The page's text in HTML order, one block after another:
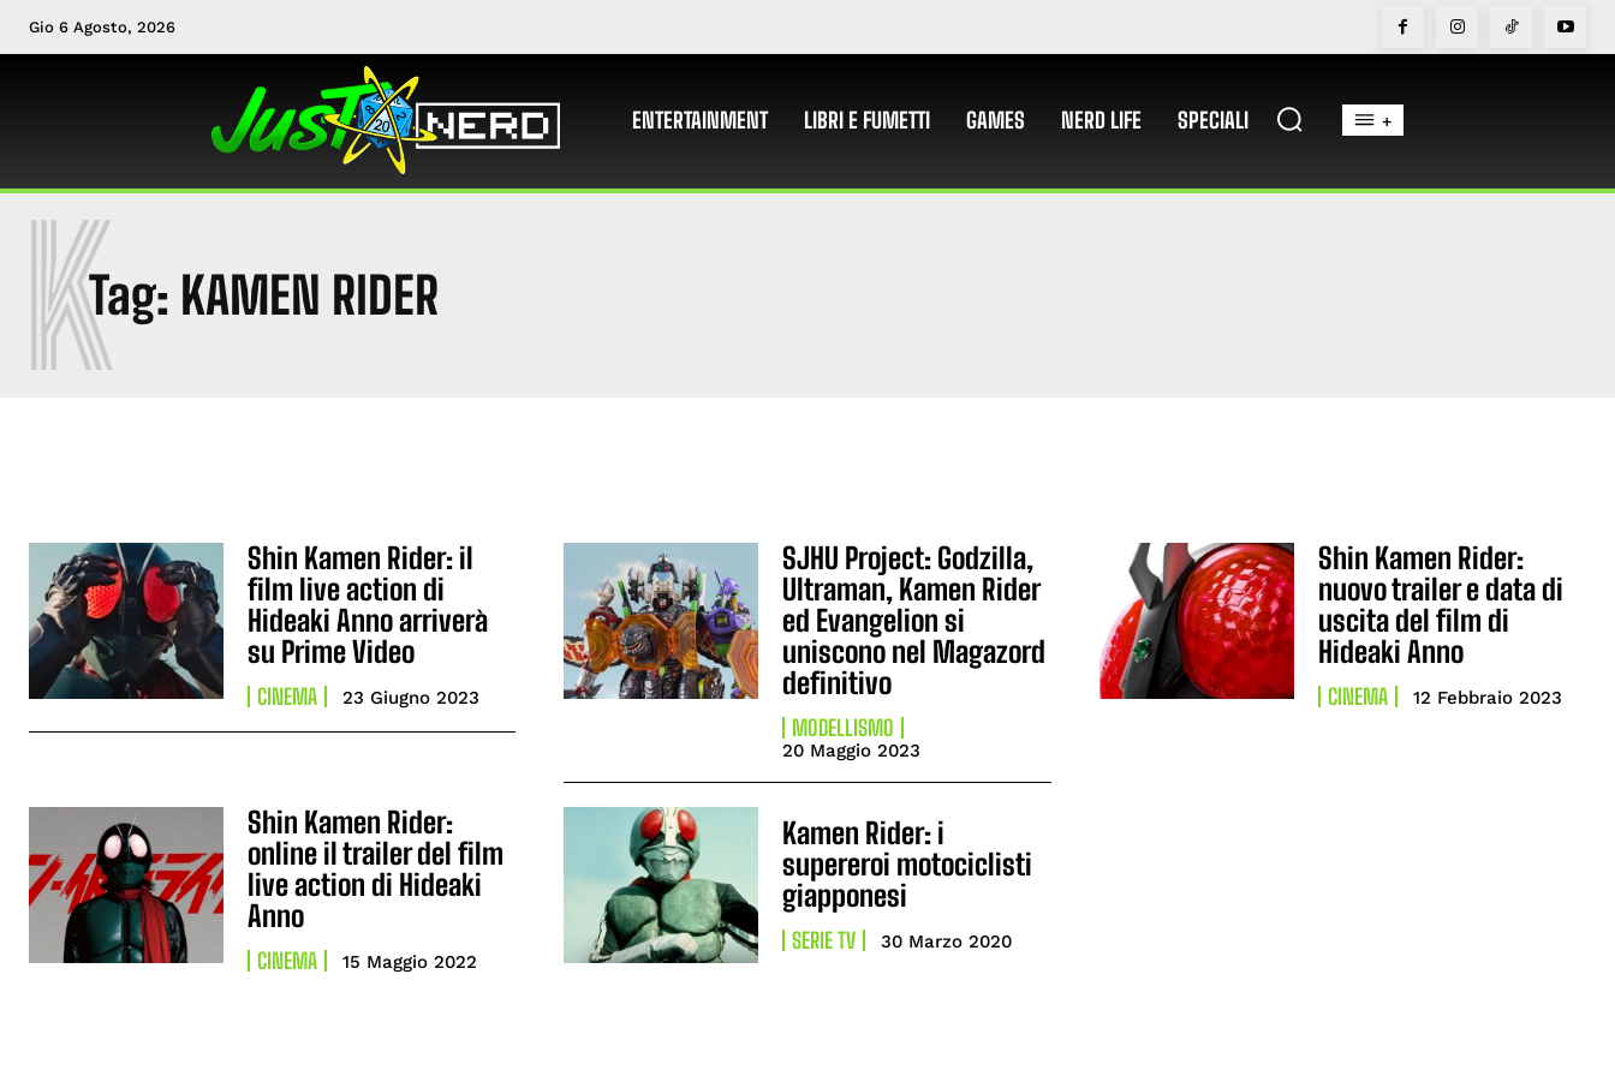
Gio 6 Agosto, 2026
ENTERTAINMENT LIBRI E FUMETTI GAMES NERD LIFE SPECIALI +
Tag: KAMEN RIDER
K
Shin Kamen Rider: il
film live action di
Hideaki Anno arriverà
su Prime Video
CINEMA 23 Giugno 2023
SJHU Project: Godzilla,
Ultraman, Kamen Rider
ed Evangelion si
uniscono nel Magazord
definitivo
MODELLISMO
20 Maggio 2023
Shin Kamen Rider:
nuovo trailer e data di
uscita del film di
Hideaki Anno
CINEMA 12 Febbraio 2023
Shin Kamen Rider:
online il trailer del film
live action di Hideaki
Anno
CINEMA 15 Maggio 2022
Kamen Rider: i
supereroi motociclisti
giapponesi
SERIE TV 30 Marzo 2020